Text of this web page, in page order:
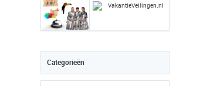
VakantieVeilingen.nl
Categorieën